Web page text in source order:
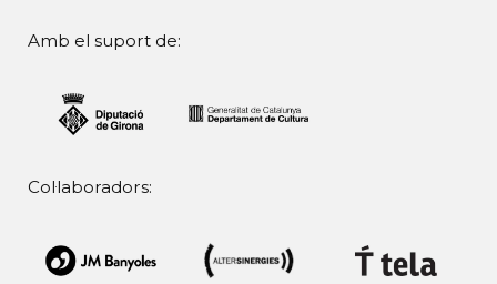
Amb el suport de:
Col·laboradors: